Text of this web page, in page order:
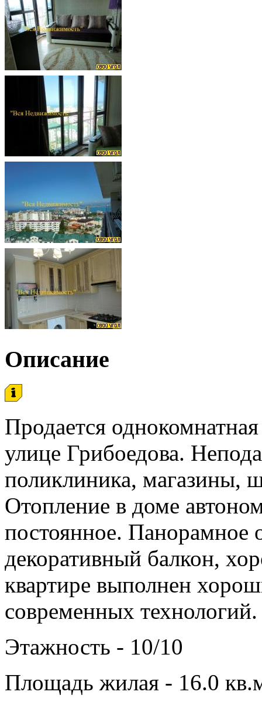
Описание
Продается
улице Грибоедова.
поликлиника, магазины,
Отопление в доме
постоянное. Панорамное
декоративный балкон,
квартире выполнен
современных технологий.
Этажность - 10/10
Площадь жилая - 16.0